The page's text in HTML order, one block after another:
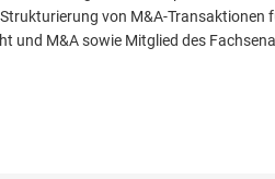
von M&A-Transaktionen
und M&A sowie Mitglied des